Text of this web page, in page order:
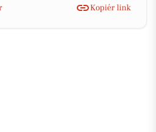
Kopiér link